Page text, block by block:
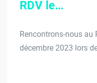
RDV le…
Rencontrons-nous au
décembre 2023 lors